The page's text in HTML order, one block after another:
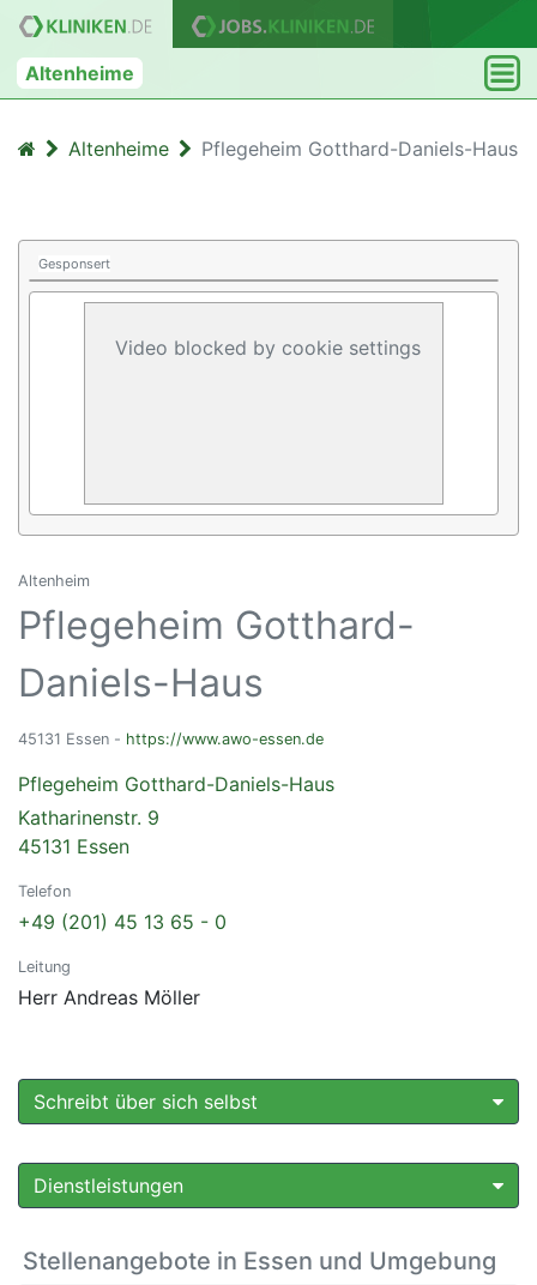
Altenheime
Altenheime Pflegeheim Gotthard-Daniels-Haus
Gesponsert
Video blocked by cookie settings
Altenheim
Pflegeheim Gotthard-
Daniels-Haus
45131 Essen - https://www.awo-essen.de
Pflegeheim Gotthard-Daniels-Haus
Katharinenstr. 9
45131 Essen
Telefon
+49 (201) 45 13 65 - 0
Leitung
Herr Andreas Möller
Schreibt über sich selbst
Dienstleistungen
Stellenangebote in Essen und Umgebung